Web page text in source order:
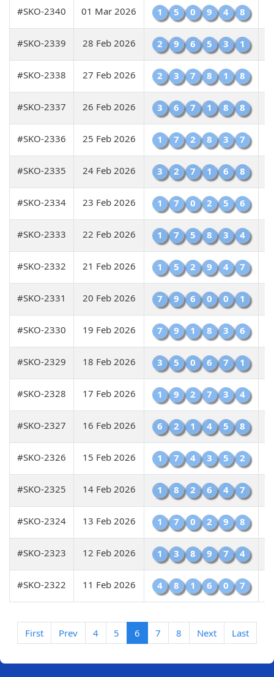
#SKO-2340 01 Mar 2026 1 5 0 9 4 8
#SKO-2339 28 Feb 2026 2 9 6 5 3 1
#SKO-2338 27 Feb 2026 2 3 7 8 1 8
#SKO-2337 26 Feb 2026 3 6 7 1 8 8
#SKO-2336 25 Feb 2026 1 7 2 8 3 7
#SKO-2335 24 Feb 2026 3 2 7 1 6 8
#SKO-2334 23 Feb 2026 1 7 0 2 5 6
#SKO-2333 22 Feb 2026 1 7 5 8 3 4
#SKO-2332 21 Feb 2026 1 5 2 9 4 7
#SKO-2331 20 Feb 2026 7 9 6 0 0 1
#SKO-2330 19 Feb 2026 7 9 1 8 3 6
#SKO-2329 18 Feb 2026 3 5 0 6 7 1
#SKO-2328 17 Feb 2026 1 9 2 7 3 4
#SKO-2327 16 Feb 2026 6 2 1 4 5 8
#SKO-2326 15 Feb 2026 1 7 4 3 5 2
#SKO-2325 14 Feb 2026 1 8 2 6 4 7
#SKO-2324 13 Feb 2026 1 7 0 2 9 8
#SKO-2323 12 Feb 2026 1 3 8 9 7 4
#SKO-2322 11 Feb 2026 4 8 1 6 0 7
First Prev 4 5 6 7 8 Next Last